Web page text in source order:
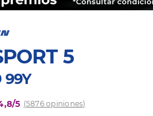
5
99Y
5 (5876 opiniones)